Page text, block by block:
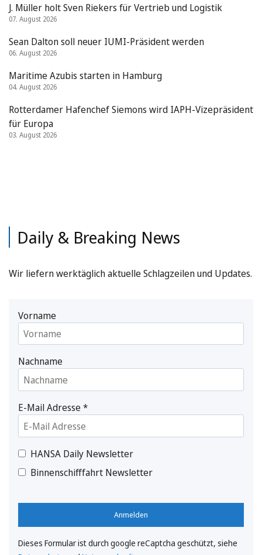
J. Müller holt Sven Riekers für Vertrieb und Logistik
07. August 2026
Sean Dalton soll neuer IUMI-Präsident werden
06. August 2026
Maritime Azubis starten in Hamburg
04. August 2026
Rotterdamer Hafenchef Siemons wird IAPH-Vizepräsident
für Europa
03. August 2026
Daily & Breaking News
Wir liefern werktäglich aktuelle Schlagzeilen und Updates.
Vorname
Nachname
E-Mail Adresse*
HANSA Daily Newsletter
Binnenschifffahrt Newsletter
Anmelden
Dieses Formular ist durch google reCaptcha geschützt, siehe